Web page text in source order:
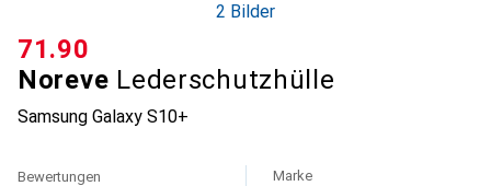
2 Bilder
Noreve Lederschutzhülle
Samsung Galaxy S10+
CHF
71.90
Bewertungen Marke